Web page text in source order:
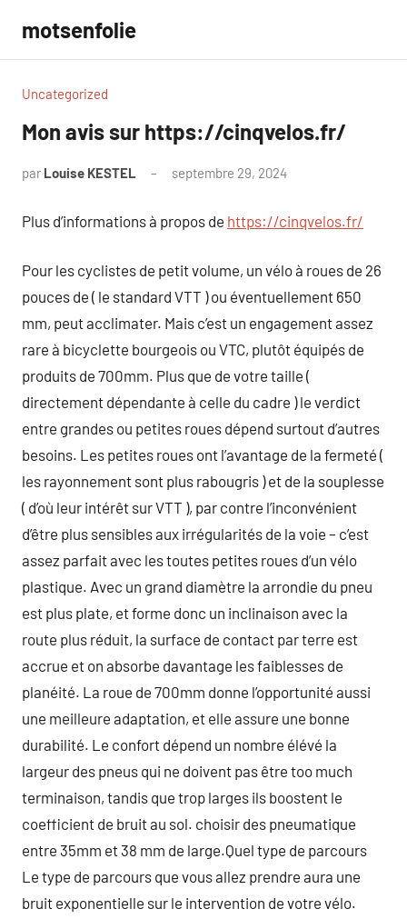
contenu
motsenfolie
Uncategorized
Mon avis sur https://cinqvelos.fr/
par Louise KESTEL septembre 29, 2024
Plus d’informations à propos de https://cinqvelos.fr/
Pour les cyclistes de petit volume, un vélo à roues de 26
pouces de ( le standard VTT ) ou éventuellement 650
mm, peut acclimater. Mais c’est un engagement assez
rare à bicyclette bourgeois ou VTC, plutôt équipés de
produits de 700mm. Plus que de votre taille (
directement dépendante à celle du cadre ) le verdict
entre grandes ou petites roues dépend surtout d’autres
besoins. Les petites roues ont l’avantage de la fermeté (
les rayonnement sont plus rabougris ) et de la souplesse
( d’où leur intérêt sur VTT ), par contre l’inconvénient
d’être plus sensibles aux irrégularités de la voie – c’est
assez parfait avec les toutes petites roues d’un vélo
plastique. Avec un grand diamètre la arrondie du pneu
est plus plate, et forme donc un inclinaison avec la
route plus réduit, la surface de contact par terre est
accrue et on absorbe davantage les faiblesses de
planéité. La roue de 700mm donne l’opportunité aussi
une meilleure adaptation, et elle assure une bonne
durabilité. Le confort dépend un nombre élévé la
largeur des pneus qui ne doivent pas être too much
terminaison, tandis que trop larges ils boostent le
coefficient de bruit au sol. choisir des pneumatique
entre 35mm et 38 mm de large.Quel type de parcours
Le type de parcours que vous allez prendre aura une
bruit exponentielle sur le intervention de votre vélo.